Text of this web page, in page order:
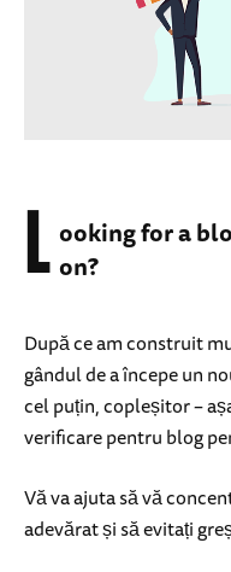
L ooking for a
on?
După ce am construit
gândul de a începe un
cel puțin, copleșitor –
verificare pentru blog
Vă va ajuta să vă
adevărat și să evitați